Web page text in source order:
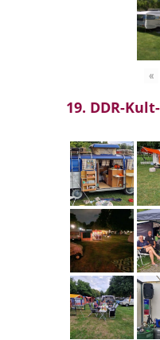
«
19. DDR-